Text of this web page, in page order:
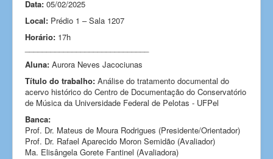
Data: 05/02/2025
Local: Prédio 1 – Sala 1207
Horário: 17h
Aluna: Aurora Neves Jacociunas
Título do trabalho: Análise do tratamento documental do
acervo histórico do Centro de Documentação do Conservatório
de Música da Universidade Federal de Pelotas - UFPel
Banca:
Prof. Dr. Mateus de Moura Rodrigues (Presidente/Orientador)
Prof. Dr. Rafael Aparecido Moron Semidão (Avaliador)
Ma. Elisângela Gorete Fantinel (Avaliadora)